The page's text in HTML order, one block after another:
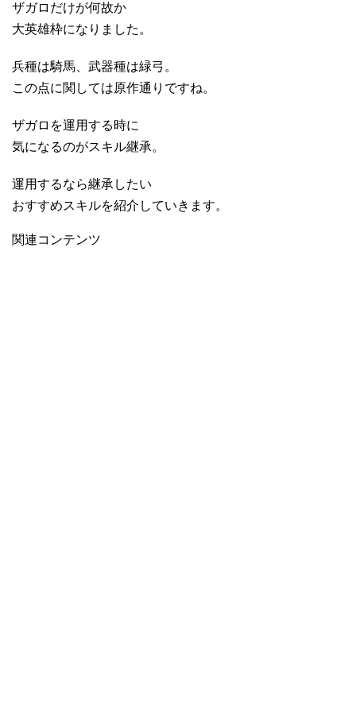
ザガロだけが何故か
大英雄枠になりました。
兵種は騎馬、武器種は緑弓。
この点に関しては原作通りですね。
ザガロを運用する時に
気になるのがスキル継承。
運用するなら継承したい
おすすめスキルを紹介していきます。
関連コンテンツ